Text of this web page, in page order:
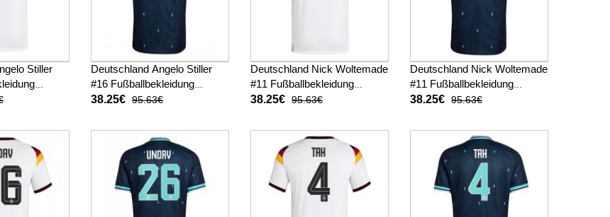
Stiller
Kurzarm
Deutschland Angelo Stiller
#16 Fußballbekleidung
Auswärtstrikot WM 2026
38.25€ 95.63€
Deutschland Nick Woltemade
#11 Fußballbekleidung
Heimtrikot WM 2026 Kurzarm
38.25€ 95.63€
Deutschland Nick Woltemade
#11 Fußballbekleidung
Auswärtstrikot WM 2026
38.25€ 95.63€